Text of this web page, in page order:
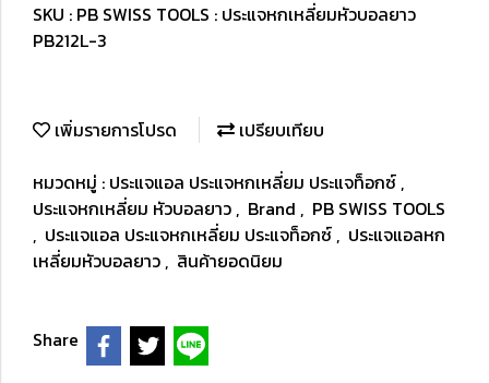
SKU : PB SWISS TOOLS : ประแจหกเหลี่ยมหัวบอลยาว
PB212L-3
เพิ่มรายการโปรด
เปรียบเทียบ
หมวดหมู่ : ประแจแอล ประแจหกเหลี่ยม ประแจท็อกซ์ ,
ประแจหกเหลี่ยม หัวบอลยาว , Brand , PB SWISS TOOLS
, ประแจแอล ประแจหกเหลี่ยม ประแจท็อกซ์ , ประแจแอลหก
เหลี่ยมหัวบอลยาว , สินค้ายอดนิยม
Share